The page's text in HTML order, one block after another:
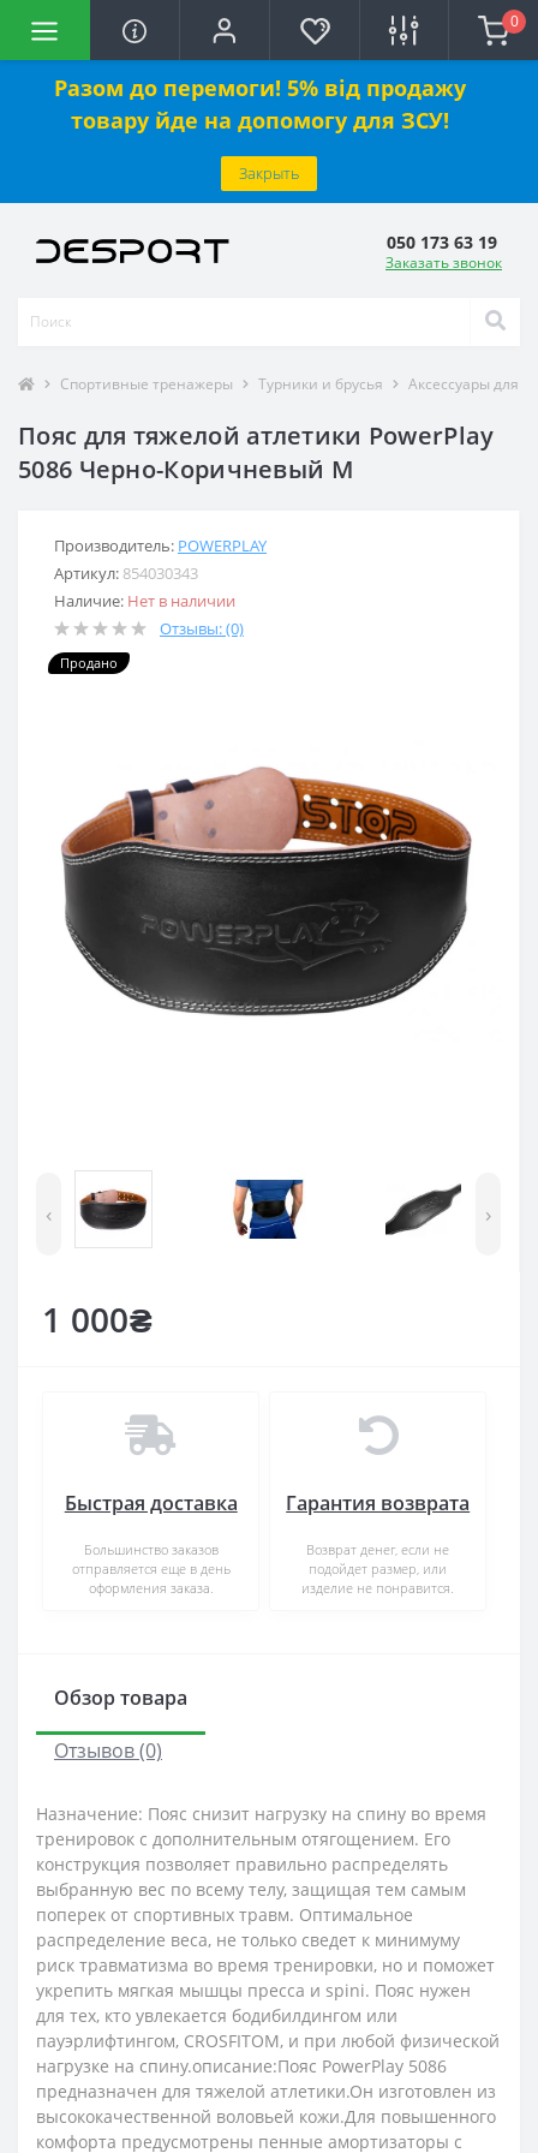
Разом до перемоги! 5% від продажу
товару йде на допомогу для ЗСУ!
Закрыть
0
050 173 63 19
Заказать звонок
Спортивные тренажеры Турники и брусья Аксессуары для
Пояс для тяжелой атлетики PowerPlay
5086 Черно-Коричневый M
Производитель: POWERPLAY
Артикул: 854030343
Наличие: Нет в наличии
Отзывы: (0)
Продано
‹ ›
1 000₴
Быстрая доставка
Большинство заказов
отправляется еще в день
оформления заказа.
Гарантия возврата
Возврат денег, если не
подойдет размер, или
изделие не понравится.
Обзор товара
Отзывов (0)
Назначение: Пояс снизит нагрузку на спину во время
тренировок с дополнительным отягощением. Его
конструкция позволяет правильно распределять
выбранную вес по всему телу, защищая тем самым
поперек от спортивных травм. Оптимальное
распределение веса, не только сведет к минимуму
риск травматизма во время тренировки, но и поможет
укрепить мягкая мышцы пресса и spini. Пояс нужен
для тех, кто увлекается бодибилдингом или
пауэрлифтингом, CROSFITOM, и при любой физической
нагрузке на спину.описание:Пояс PowerPlay 5086
предназначен для тяжелой атлетики.Он изготовлен из
высококачественной воловьей кожи.Для повышенного
комфорта предусмотрены пенные амортизаторы с